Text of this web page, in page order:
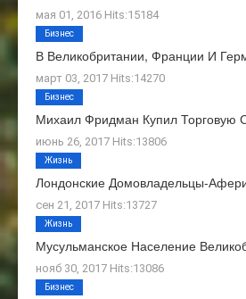
мая 01, 2016 Hits:15184
В Великобритании, Франции И
март 03, 2017 Hits:14270
Бизнес
Михаил Фридман Купил Торговую
июнь 26, 2017 Hits:13806
Бизнес
Лондонские Домовладельцы-
сен 21, 2017 Hits:13727
Жизнь
Мусульманское Население
нояб 30, 2017 Hits:13086
Жизнь
Бизнес